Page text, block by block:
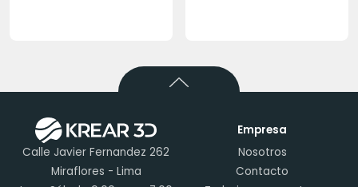
Calle Javier Fernandez 262
Miraflores - Lima
Empresa
Nosotros
Contacto